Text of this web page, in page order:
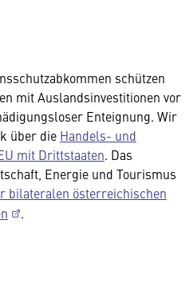
schützen
mit Auslandsinvestitionen vor
Enteignung. Wir
über die Handels- und
mit Drittstaaten. Das
Energie und Tourismus
bilateralen österreichischen
.